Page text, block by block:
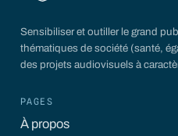
Sensibiliser et outiller le grand
thématiques de société (santé,
des projets audiovisuels à
PAGES
À propos